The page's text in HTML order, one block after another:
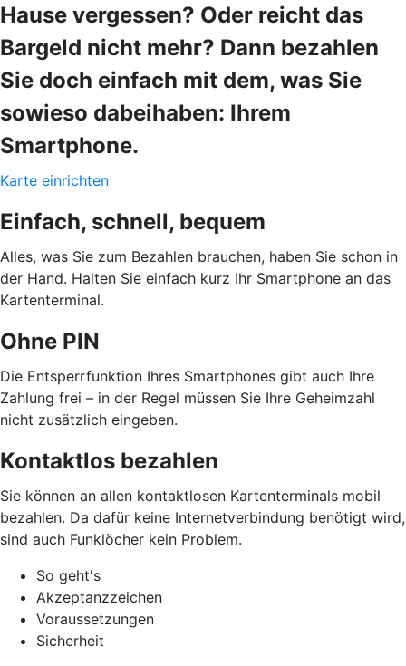
Hause vergessen? Oder reicht das
Bargeld nicht mehr? Dann bezahlen
Sie doch einfach mit dem, was Sie
sowieso dabeihaben: Ihrem
Smartphone.
Karte einrichten
Einfach, schnell, bequem
Alles, was Sie zum Bezahlen brauchen, haben Sie schon in
der Hand. Halten Sie einfach kurz Ihr Smartphone an das
Kartenterminal.
Ohne PIN
Die Entsperrfunktion Ihres Smartphones gibt auch Ihre
Zahlung frei – in der Regel müssen Sie Ihre Geheimzahl
nicht zusätzlich eingeben.
Kontaktlos bezahlen
Sie können an allen kontaktlosen Kartenterminals mobil
bezahlen. Da dafür keine Internetverbindung benötigt wird,
sind auch Funklöcher kein Problem.
So geht's
Akzeptanzzeichen
Voraussetzungen
Sicherheit